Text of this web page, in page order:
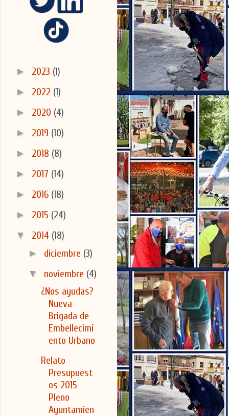
► 2023 (1)
► 2022 (1)
► 2020 (4)
► 2019 (10)
► 2018 (8)
► 2017 (14)
► 2016 (18)
► 2015 (24)
▼ 2014 (18)
► diciembre (3)
▼ noviembre (4)
¿Nos ayudas?
Nueva
Brigada de
Embellecimi
ento Urbano
Relato
Presupuest
os 2015
Pleno
Ayuntamien